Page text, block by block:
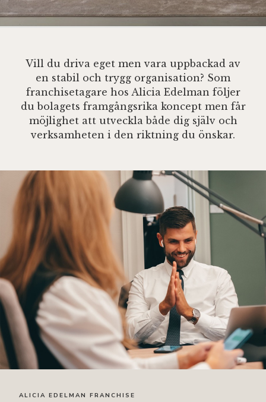
Vill du driva eget men vara uppbackad av
en stabil och trygg organisation? Som
franchisetagare hos Alicia Edelman följer
du bolagets framgångsrika koncept men får
möjlighet att utveckla både dig själv och
verksamheten i den riktning du önskar.
ALICIA EDELMAN FRANCHISE